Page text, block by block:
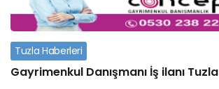
Tuzla Haberleri
Gayrimenkul Danışmanı İş ilanı Tuzla